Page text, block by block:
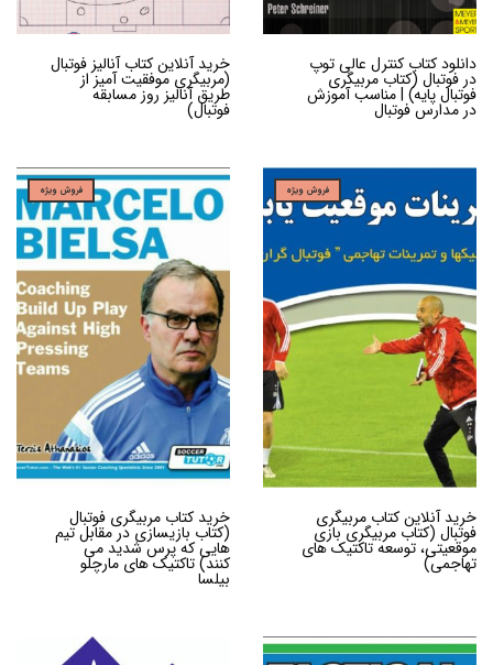
دانلود کتاب کنترل عالی توپ
در فوتبال (کتاب مربیگری
فوتبال پایه) | مناسب آموزش
در مدارس فوتبال
خرید آنلاین کتاب آنالیز فوتبال
(مربیگری موفقیت آمیز از
طریق آنالیز روز مسابقه
فوتبال)
فروش ویژه
خرید آنلاین کتاب مربیگری
فوتبال (کتاب مربیگری بازی
موقعیتی، توسعه تاکتیک های
تهاجمی)
فروش ویژه
خرید کتاب مربیگری فوتبال
(کتاب بازیسازی در مقابل تیم
هایی که پرس شدید می
کنند) تاکتیک های مارچلو
بیلسا